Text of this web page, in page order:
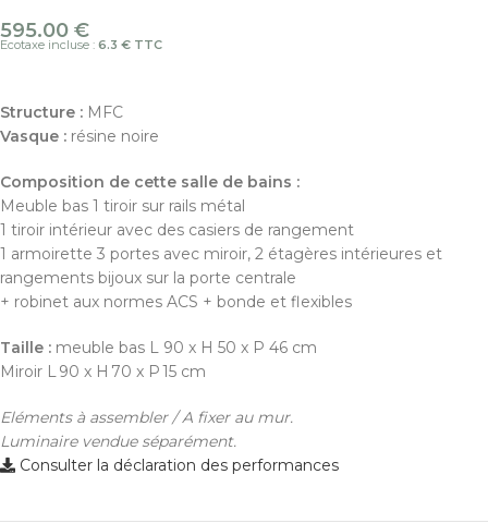
595.00 €
Ecotaxe incluse : 6.3 € TTC
Structure : MFC
Vasque : résine noire
Composition de cette salle de bains :
Meuble bas 1 tiroir sur rails métal
1 tiroir intérieur avec des casiers de rangement
1 armoirette 3 portes avec miroir, 2 étagères intérieures et
rangements bijoux sur la porte centrale
+ robinet aux normes ACS + bonde et flexibles
Taille : meuble bas L 90 x H 50 x P 46 cm
Miroir L 90 x H 70 x P 15 cm
Eléments à assembler / A fixer au mur.
Luminaire vendue séparément.
Consulter la déclaration des performances